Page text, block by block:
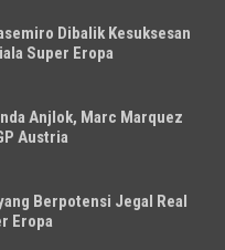
Dibalik Kesuksesan
Super Eropa
Anjlok, Marc Marquez
Austria
Berpotensi Jegal Real
Eropa